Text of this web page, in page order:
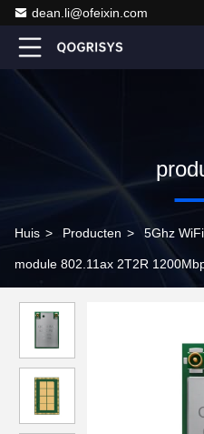
dean.li@ofeixin.com
Huis > Producten > 5Ghz
module 802.11ax 2T2R